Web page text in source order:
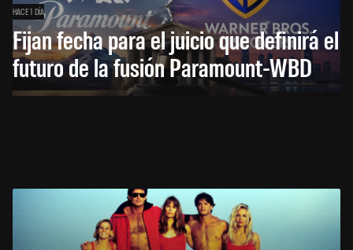
HACE 1 DÍA
Fijan fecha para el juicio que definirá el
futuro de la fusión Paramount-WBD